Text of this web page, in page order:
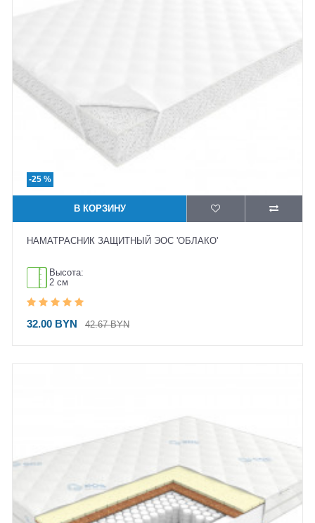
-25 %
В КОРЗИНУ
НАМАТРАСНИК ЗАЩИТНЫЙ ЭОС 'ОБЛАКО'
Высота:
2 см
32.00 BYN 42.67 BYN